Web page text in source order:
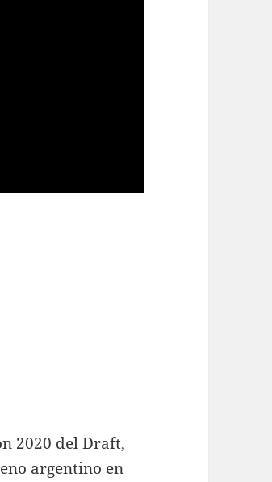
2020 del Draft,
argentino en